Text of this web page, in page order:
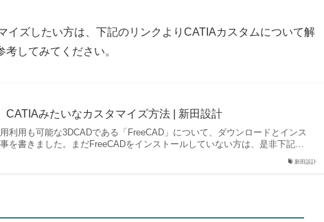
イズしたい方は、下記のリンクよりCATIAカスタムについて解
してみてください。
新田設計
CATIAみたいなカスタマイズ方法 | 新田設計
利用も可能な3DCADである「FreeCAD」について、ダウンロードとインス
を書きました。まだFreeCADをインストールしていない方は、是非下記…